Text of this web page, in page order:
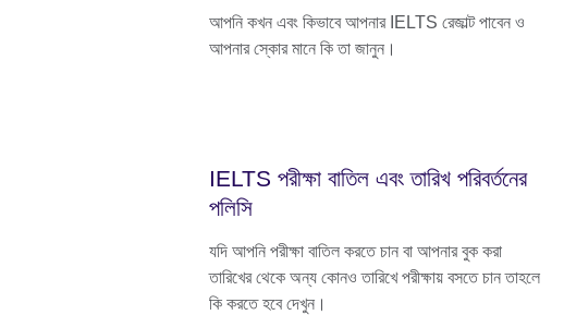
আপনি কখন এবং কিভাবে আপনার IELTS রেজাল্ট পাবেন ও
আপনার স্কোর মানে কি তা জানুন।
IELTS পরীক্ষা বাতিল এবং তারিখ পরিবর্তনের
পলিসি
যদি আপনি পরীক্ষা বাতিল করতে চান বা আপনার বুক করা
তারিখের থেকে অন্য কোনও তারিখে পরীক্ষায় বসতে চান তাহলে
কি করতে হবে দেখুন।